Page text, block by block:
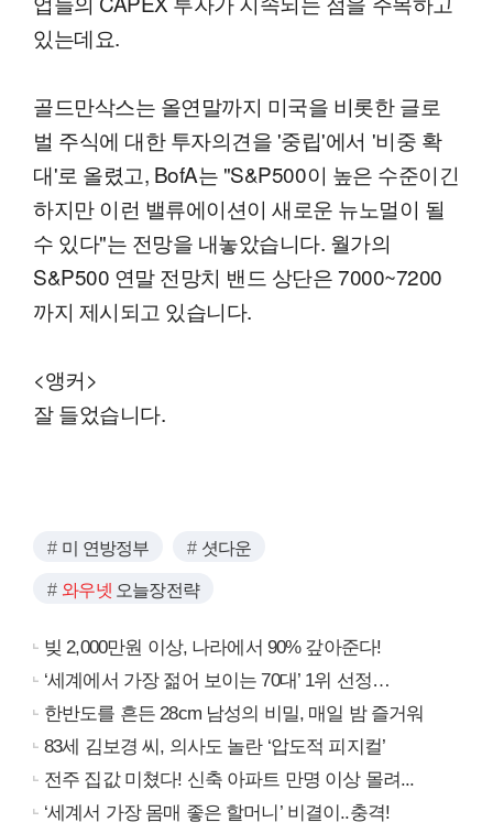
있는데요.
골드만삭스는 올연말까지 미국을 비롯한 글로
벌 주식에 대한 투자의견을 '중립'에서 '비중 확
대'로 올렸고, BofA는 "S&P500이 높은 수준이긴
하지만 이런 밸류에이션이 새로운 뉴노멀이 될
수 있다"는 전망을 내놓았습니다. 월가의
S&P500 연말 전망치 밴드 상단은 7000~7200
까지 제시되고 있습니다.
<앵커>
잘 들었습니다.
미 연방정부 셧다운
와우넷 오늘장전략
빚 2,000만원 이상, 나라에서 90% 갚아준다!
‘세계에서 가장 젊어 보이는 70대’ 1위 선정…
한반도를 흔든 28cm 남성의 비밀, 매일 밤 즐거워
83세 김보경 씨, 의사도 놀란 ‘압도적 피지컬’
전주 집값 미쳤다! 신축 아파트 만명 이상 몰려...
‘세계서 가장 몸매 좋은 할머니’ 비결이..충격!